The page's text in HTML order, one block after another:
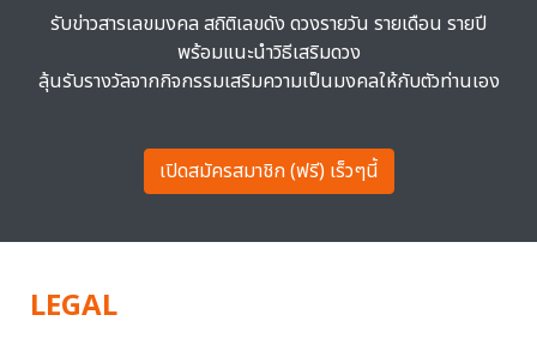
รับข่าวสารเลขมงคล สถิติเลขดัง ดวงรายวัน รายเดือน รายปี
พร้อมแนะนำวิธีเสริมดวง
ลุ้นรับรางวัลจากกิจกรรมเสริมความเป็นมงคลให้กับตัวท่านเอง
เปิดสมัครสมาชิก (ฟรี) เร็วๆนี้
LEGAL